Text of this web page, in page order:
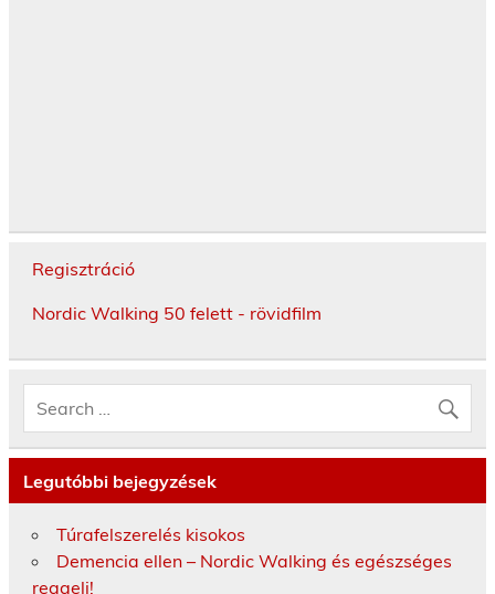
Regisztráció
Nordic Walking 50 felett - rövidfilm
Legutóbbi bejegyzések
Túrafelszerelés kisokos
Demencia ellen – Nordic Walking és egészséges
reggeli!